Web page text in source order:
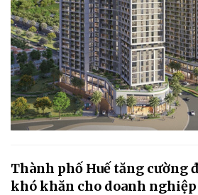
Thành phố Huế tăng cường
khó khăn cho doanh nghiệp